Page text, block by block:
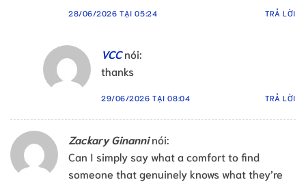
28/06/2026 TẠI 05:24 TRẢ LỜI
VCC nói:
thanks
29/06/2026 TẠI 08:04 TRẢ LỜI
Zackary Ginanni nói:
Can I simply say what a comfort to find
someone that genuinely knows what they’re